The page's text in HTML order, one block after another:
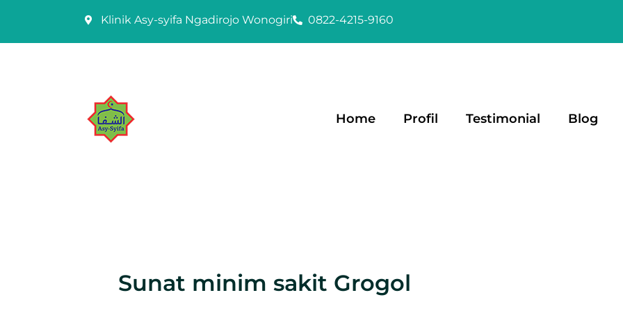
content
Klinik Asy-syifa Ngadirojo Wonogiri 0822-4215-9160
Home Profil Testimonial Blog
Sunat minim sakit Grogol